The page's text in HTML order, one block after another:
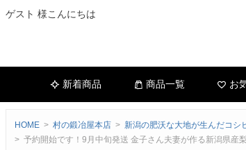
ゲスト 様こんにちは
新着商品 商品一覧 お
HOME 村の鍛冶屋本店
新潟の肥沃な大地が生んだコシ
予約開始です！9月中旬発送 金子さん夫妻が作る新潟県